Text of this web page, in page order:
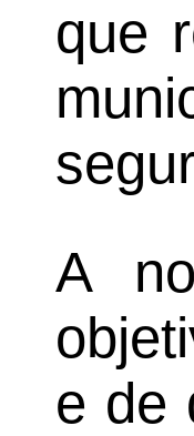
que
A
e de